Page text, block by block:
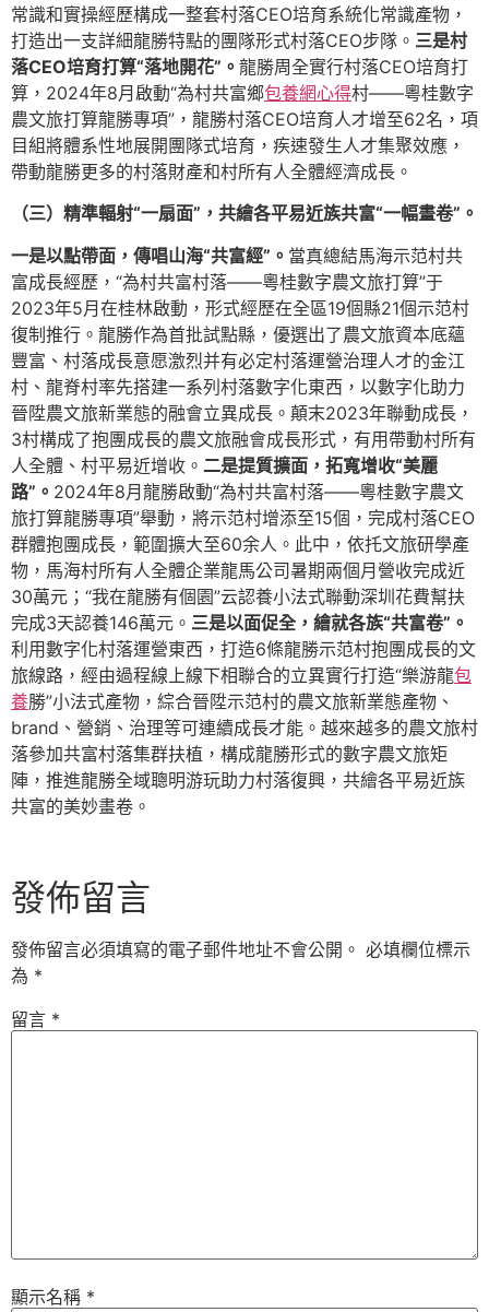
常識和實操經歷構成一整套村落CEO培育系統化常識產物，
打造出一支詳細龍勝特點的團隊形式村落CEO步隊。 三是村
落CEO培育打算“落地開花”。 龍勝周全實行村落CEO培育打
算，2024年8月啟動“為村共富鄉包養網心得村——粵桂數字
農文旅打算龍勝專項”，龍勝村落CEO培育人才增至62名，項
目組將體系性地展開團隊式培育，疾速發生人才集聚效應，
帶動龍勝更多的村落財產和村所有人全體經濟成長。
（三）精準輻射“一扇面”，共繪各平易近族共富“一幅畫卷”。
一是以點帶面，傳唱山海“共富經”。 當真總結馬海示范村共
富成長經歷，“為村共富村落——粵桂數字農文旅打算”于
2023年5月在桂林啟動，形式經歷在全區19個縣21個示范村
復制推行。龍勝作為首批試點縣，優選出了農文旅資本底蘊
豐富、村落成長意愿激烈并有必定村落運營治理人才的金江
村、龍脊村率先搭建一系列村落數字化東西，以數字化助力
晉陞農文旅新業態的融會立異成長。顛末2023年聯動成長，
3村構成了抱團成長的農文旅融會成長形式，有用帶動村所有
人全體、村平易近增收。 二是提質擴面，拓寬增收“美麗
路”。 2024年8月龍勝啟動“為村共富村落——粵桂數字農文
旅打算龍勝專項”舉動，將示范村增添至15個，完成村落CEO
群體抱團成長，範圍擴大至60余人。此中，依托文旅研學產
物，馬海村所有人全體企業龍馬公司暑期兩個月營收完成近
30萬元；“我在龍勝有個園”云認養小法式聯動深圳花費幫扶
完成3天認養146萬元。 三是以面促全，繪就各族“共富卷”。
利用數字化村落運營東西，打造6條龍勝示范村抱團成長的文
旅線路，經由過程線上線下相聯合的立異實行打造“樂游龍包
養勝”小法式產物，綜合晉陞示范村的農文旅新業態產物、
brand、營銷、治理等可連續成長才能。越來越多的農文旅村
落參加共富村落集群扶植，構成龍勝形式的數字農文旅矩
陣，推進龍勝全域聰明游玩助力村落復興，共繪各平易近族
共富的美妙畫卷。
發佈留言
發佈留言必須填寫的電子郵件地址不會公開。 必填欄位標示
為 *
留言 *
顯示名稱 *